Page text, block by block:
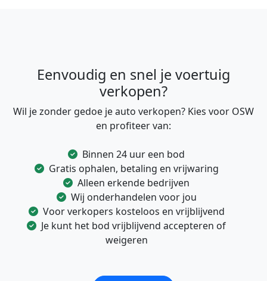
Eenvoudig en snel je voertuig
verkopen?
Wil je zonder gedoe je auto verkopen? Kies voor OSW
en profiteer van:
Binnen 24 uur een bod
Gratis ophalen, betaling en vrijwaring
Alleen erkende bedrijven
Wij onderhandelen voor jou
Voor verkopers kosteloos en vrijblijvend
Je kunt het bod vrijblijvend accepteren of
weigeren